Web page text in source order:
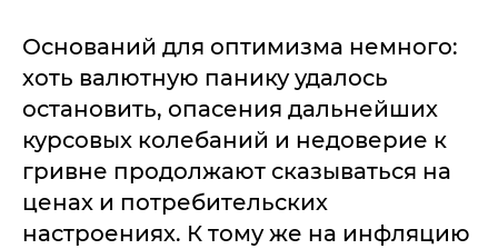
Оснований для оптимизма немного:
хоть валютную панику удалось
остановить, опасения дальнейших
курсовых колебаний и недоверие к
гривне продолжают сказываться на
ценах и потребительских
настроениях. К тому же на инфляцию